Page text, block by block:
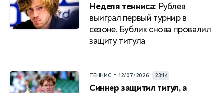
Неделя тенниса: Рублев
выиграл первый турнир в
сезоне, Бублик снова провалил
защиту титула
ТЕННИС • 12/07/2026 23:14
Синнер защитил титул, а